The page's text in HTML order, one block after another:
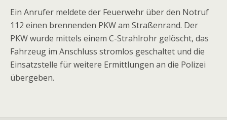
Ein Anrufer meldete der Feuerwehr über den Notruf
112 einen brennenden PKW am Straßenrand. Der
PKW wurde mittels einem C-Strahlrohr gelöscht, das
Fahrzeug im Anschluss stromlos geschaltet und die
Einsatzstelle für weitere Ermittlungen an die Polizei
übergeben.